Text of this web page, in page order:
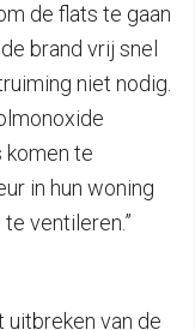
de flats te gaan
brand vrij snel
niet nodig.
komen te
in hun woning
ventileren.”
uitbreken van de